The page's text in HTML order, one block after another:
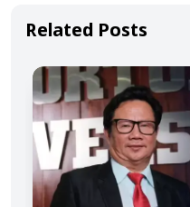
Related Posts